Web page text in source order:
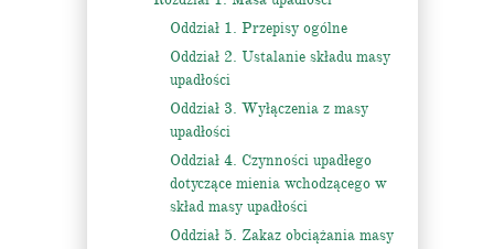
Oddział 1. Przepisy ogólne
Oddział 2. Ustalanie składu masy
upadłości
Oddział 3. Wyłączenia z masy
upadłości
Oddział 4. Czynności upadłego
dotyczące mienia wchodzącego w
skład masy upadłości
Oddział 5. Zakaz obciążania masy